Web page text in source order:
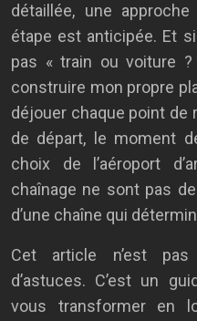
détaillée, une
étape est anticipée. Et
pas « train ou voiture
construire mon propre
déjouer chaque point de
de départ, le moment
choix de l’aéroport
chaînage ne sont pas
d’une chaîne qui
Cet article n’est
d’astuces. C’est un
vous transformer en